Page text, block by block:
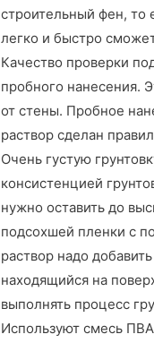
строительный фен, то
легко и быстро
Качество проверки
пробного нанесения.
от стены. Пробное
раствор сделан
Очень густую
консистенцией
нужно оставить до
подсохшей пленки с
раствор надо
находящийся на
выполнять процесс
Используют смесь